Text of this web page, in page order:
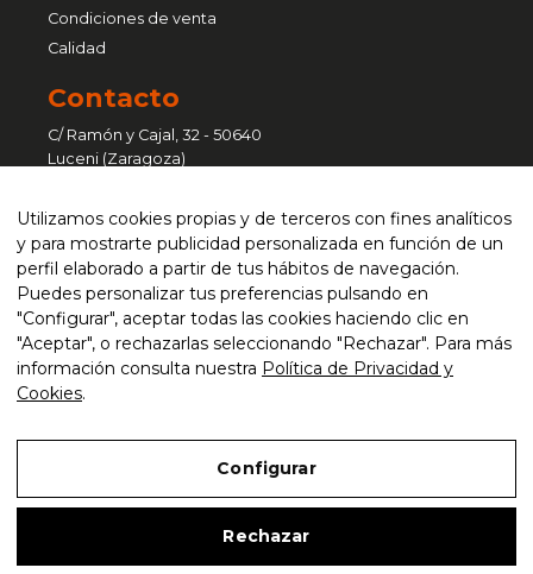
Condiciones de venta
Calidad
Contacto
C/ Ramón y Cajal, 32 - 50640
Luceni (Zaragoza)
Pol. Ind. Sant Vicenç - C/ Ferralla, 41
nave 6 - 08755 Castellbisbal
atencionalcliente@curvaser.com
+34 976 651 333 / 93 635 76 50
Legal
Mapa web
Utilizamos cookies propias y de terceros con fines analíticos
y para mostrarte publicidad personalizada en función de un
perfil elaborado a partir de tus hábitos de navegación.
Puedes personalizar tus preferencias pulsando en
"Configurar", aceptar todas las cookies haciendo clic en
"Aceptar", o rechazarlas seleccionando "Rechazar". Para más
información consulta nuestra Política de Privacidad y
Cookies.
Configurar
Rechazar